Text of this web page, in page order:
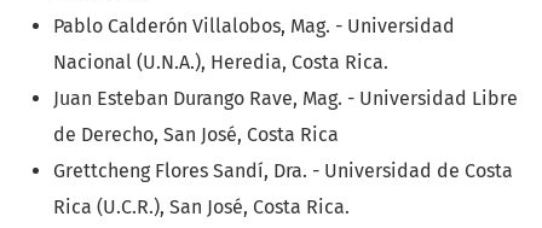
Pablo Calderón Villalobos, Mag. - Universidad
Nacional (U.N.A.), Heredia, Costa Rica.
Juan Esteban Durango Rave, Mag. - Universidad Libre
de Derecho, San José, Costa Rica
Grettcheng Flores Sandí, Dra. - Universidad de Costa
Rica (U.C.R.), San José, Costa Rica.